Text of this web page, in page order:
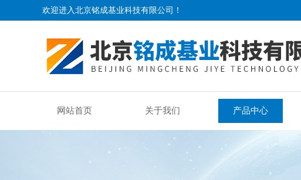
欢迎进入北京铭成基业科技有限公司！
网站首页 关于我们 产品中心